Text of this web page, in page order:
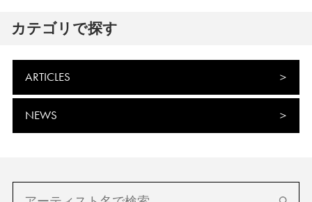
カテゴリで探す
ARTICLES
NEWS